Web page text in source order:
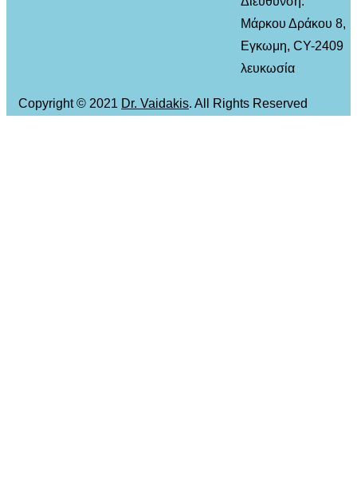
Μάρκου Δράκου 8,
Εγκωμη, CY-2409
λευκωσία
Copyright © 2021 Dr. Vaidakis. All Rights Reserved